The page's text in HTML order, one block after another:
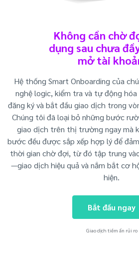
Không cần chờ
dụng sau chưa
mở tài
Hệ thống Smart Onboarding của
nghệ logic, kiểm tra và tự động
đăng ký và bắt đầu giao dịch trong
Chúng tôi đã loại bỏ những bước
giao dịch trên thị trường ngay mà
bước đều được sắp xếp hợp lý để
thời gian chờ đợi, từ đó tập trung
—giao dịch hiệu quả và nắm bắt cơ
hiện.
Bắt đầu ngay
Giao dịch tiềm ẩn rủi ro